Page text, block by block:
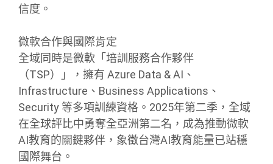
信度。
微軟合作與國際肯定
全域同時是微軟「培訓服務合作夥伴
（TSP）」，擁有 Azure Data & AI、
Infrastructure、Business Applications、
Security 等多項訓練資格。2025年第二季，全域
在全球評比中勇奪全亞洲第二名，成為推動微軟
AI教育的關鍵夥伴，象徵台灣AI教育能量已站穩
國際舞台。